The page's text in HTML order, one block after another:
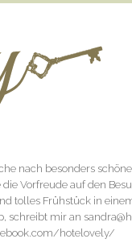
nach besonders
Vorfreude auf den
tolles Frühstück in
schreibt mir an
hotelovely/